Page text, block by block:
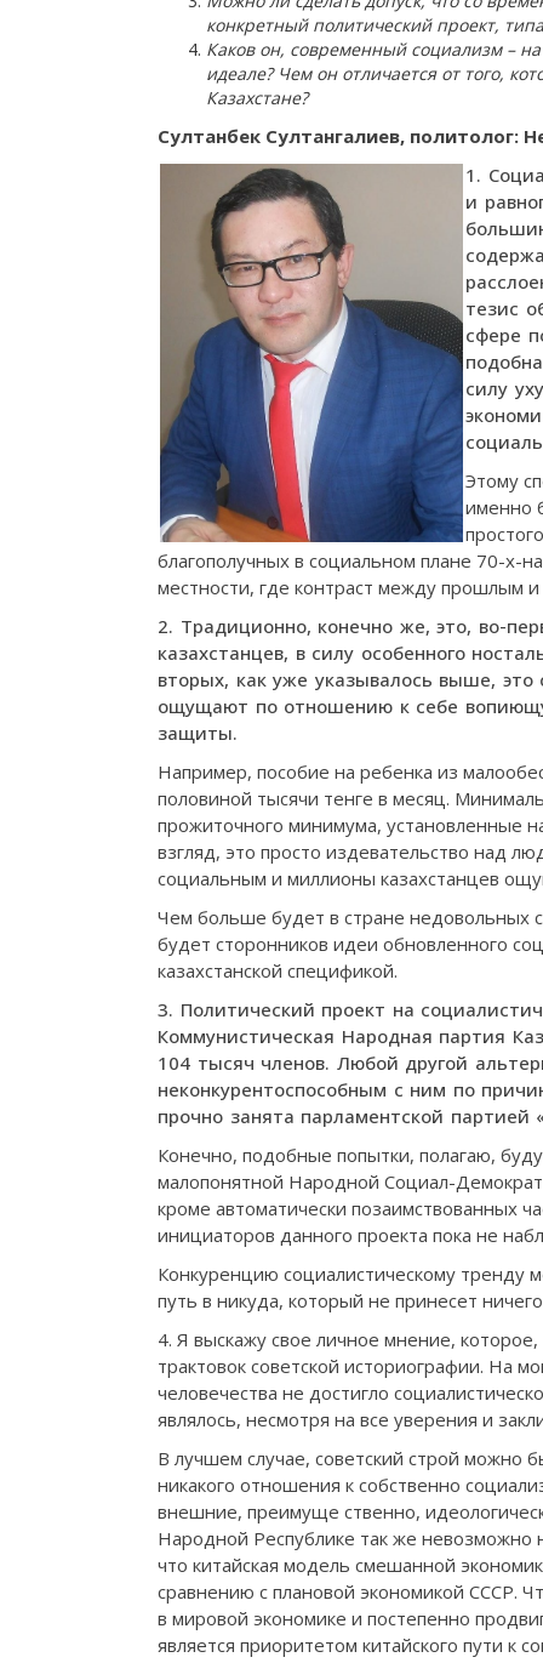
конкретный политический проект,
Каков он, современный социализм –
идеале? Чем он отличается от того,
Казахстане?
Султанбек Султангалиев, политолог:
1.
и
тезис
сфере
силу
Этому
именно
благополучных в социальном плане 70-х-
местности, где контраст между прошлым
2. Традиционно, конечно же, это, во-
казахстанцев, в силу особенного
вторых, как уже указывалось выше,
ощущают по отношению к себе
защиты.
Например, пособие на ребенка из
половиной тысячи тенге в месяц.
прожиточного минимума, установленные
взгляд, это просто издевательство над
социальным и миллионы казахстанцев
Чем больше будет в стране
будет сторонников идеи обновленного
казахстанской спецификой.
3. Политический проект на
Коммунистическая Народная партия
104 тысяч членов. Любой другой
неконкурентоспособным с ним по
прочно занята парламентской партией
Конечно, подобные попытки, полагаю,
малопонятной Народной Социал-
кроме автоматически
инициаторов данного проекта пока не
Конкуренцию социалистическому тренду
путь в никуда, который не принесет
4. Я выскажу свое личное мнение,
трактовок советской историографии. На
человечества не достигло
являлось, несмотря на все уверения и
В лучшем случае, советский строй можно
никакого отношения к собственно
внешние, преимуще ственно,
Народной Республике так же невозможно
что китайская модель смешанной
сравнению с плановой экономикой СССР.
в мировой экономике и постепенно
является приоритетом китайского пути к